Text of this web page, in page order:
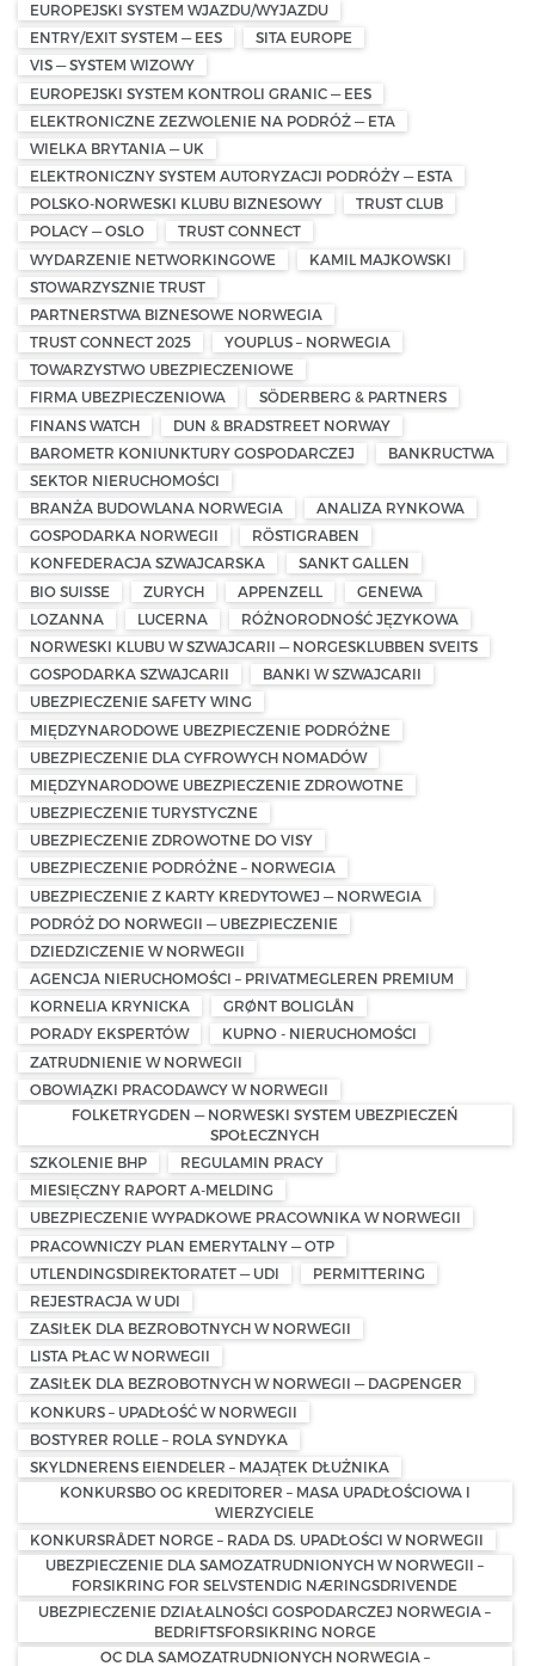
EUROPEJSKI SYSTEM WJAZDU/WYJAZDU
ENTRY/EXIT SYSTEM — EES
SITA EUROPE
VIS — SYSTEM WIZOWY
EUROPEJSKI SYSTEM KONTROLI GRANIC — EES
ELEKTRONICZNE ZEZWOLENIE NA PODRÓŻ — ETA
WIELKA BRYTANIA — UK
ELEKTRONICZNY SYSTEM AUTORYZACJI PODRÓŻY — ESTA
POLSKO-NORWESKI KLUBU BIZNESOWY
TRUST CLUB
POLACY — OSLO
TRUST CONNECT
WYDARZENIE NETWORKINGOWE
KAMIL MAJKOWSKI
STOWARZYSZNIE TRUST
PARTNERSTWA BIZNESOWE NORWEGIA
TRUST CONNECT 2025
YOUPLUS – NORWEGIA
TOWARZYSTWO UBEZPIECZENIOWE
FIRMA UBEZPIECZENIOWA
SÖDERBERG & PARTNERS
FINANS WATCH
DUN & BRADSTREET NORWAY
BAROMETR KONIUNKTURY GOSPODARCZEJ
BANKRUCTWA
SEKTOR NIERUCHOMOŚCI
BRANŻA BUDOWLANA NORWEGIA
ANALIZA RYNKOWA
GOSPODARKA NORWEGII
RÖSTIGRABEN
KONFEDERACJA SZWAJCARSKA
SANKT GALLEN
BIO SUISSE
ZURYCH APPENZELL
GENEWA
LOZANNA
LUCERNA
RÓŻNORODNOŚĆ JĘZYKOWA
NORWESKI KLUBU W SZWAJCARII — NORGESKLUBBEN SVEITS
GOSPODARKA SZWAJCARII
BANKI W SZWAJCARII
UBEZPIECZENIE SAFETY WING
MIĘDZYNARODOWE UBEZPIECZENIE PODRÓŻNE
UBEZPIECZENIE DLA CYFROWYCH NOMADÓW
MIĘDZYNARODOWE UBEZPIECZENIE ZDROWOTNE
UBEZPIECZENIE TURYSTYCZNE
UBEZPIECZENIE ZDROWOTNE DO VISY
UBEZPIECZENIE PODRÓŻNE – NORWEGIA
UBEZPIECZENIE Z KARTY KREDYTOWEJ — NORWEGIA
PODRÓŻ DO NORWEGII — UBEZPIECZENIE
DZIEDZICZENIE W NORWEGII
AGENCJA NIERUCHOMOŚCI – PRIVATMEGLEREN PREMIUM
KORNELIA KRYNICKA
GRØNT BOLIGLÅN
PORADY EKSPERTÓW
KUPNO - NIERUCHOMOŚCI
ZATRUDNIENIE W NORWEGII
OBOWIĄZKI PRACODAWCY W NORWEGII
FOLKETRYGDEN — NORWESKI SYSTEM UBEZPIECZEŃ
SPOŁECZNYCH
SZKOLENIE BHP
REGULAMIN PRACY
MIESIĘCZNY RAPORT A-MELDING
UBEZPIECZENIE WYPADKOWE PRACOWNIKA W NORWEGII
PRACOWNICZY PLAN EMERYTALNY — OTP
UTLENDINGSDIREKTORATET — UDI
PERMITTERING
REJESTRACJA W UDI
ZASIŁEK DLA BEZROBOTNYCH W NORWEGII
LISTA PŁAC W NORWEGII
ZASIŁEK DLA BEZROBOTNYCH W NORWEGII — DAGPENGER
KONKURS – UPADŁOŚĆ W NORWEGII
BOSTYRER ROLLE – ROLA SYNDYKA
SKYLDNERENS EIENDELER – MAJĄTEK DŁUŻNIKA
KONKURSBO OG KREDITORER – MASA UPADŁOŚCIOWA I
WIERZYCIELE
KONKURSRÅDET NORGE – RADA DS. UPADŁOŚCI W NORWEGII
UBEZPIECZENIE DLA SAMOZATRUDNIONYCH W NORWEGII –
FORSIKRING FOR SELVSTENDIG NÆRINGSDRIVENDE
UBEZPIECZENIE DZIAŁALNOŚCI GOSPODARCZEJ NORWEGIA –
BEDRIFTSFORSIKRING NORGE
OC DLA SAMOZATRUDNIONYCH NORWEGIA –